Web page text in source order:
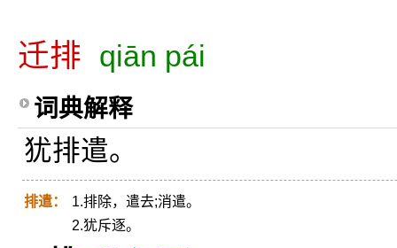
迁排 qiān pái
词典解释
犹排遣。
排遣：
1.排除，遣去;消遣。
2.犹斥逐。